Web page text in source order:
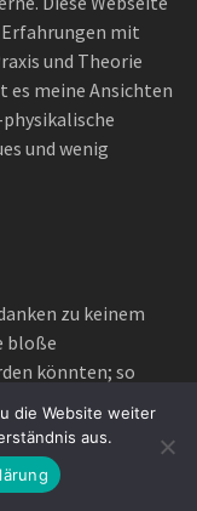
mit
und Theorie
es meine Ansichten
und wenig
zu keinem
bloße
könnten; so
sie der
wenigstens
werden.”
die Website weiter
aus.